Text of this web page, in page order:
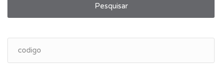
Pesquisar